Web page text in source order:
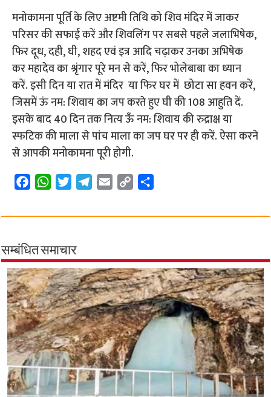
मनोकामना पूर्ति के लिए अष्टमी तिथि को शिव मंदिर में जाकर
परिसर की सफाई करें और शिवलिंग पर सबसे पहले जलाभिषेक,
फिर दूध, दही, घी, शहद एवं इत्र आदि चढ़ाकर उनका अभिषेक
कर महादेव का श्रृंगार पूरे मन से करें, फिर भोलेबाबा का ध्यान
करें. इसी दिन या रात में मंदिर या फिर घर में छोटा सा हवन करें,
जिसमें ऊं नम: शिवाय का जप करते हुए घी की 108 आहुति दें.
इसके बाद 40 दिन तक नित्य ऊँ नम: शिवाय की रुद्राक्ष या
स्फटिक की माला से पांच माला का जप घर पर ही करें. ऐसा करने
से आपकी मनोकामना पूरी होगी.
c
b
o
o
k
W
a
s
A
p
p
i
t
e
r
l
r
a
m
a
p
i
n
k
a
सम्बंधित समाचार